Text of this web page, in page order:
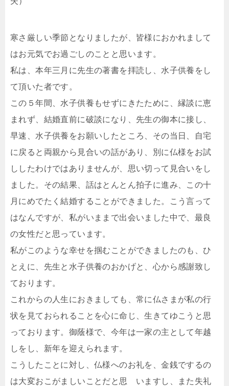
寒さ厳しい季節となりましたが、皆様におかれまして
はお元気でお過ごしのことと思います。
私は、本年三月に先生の著書を拝読し、水子供養をし
て頂いた者です。
この５年間、水子供養もせずにきたために、縁談に恵
まれず、結婚直前に破談になり、先生の御本に接し、
早速、水子供養をお願いしたところ、その当日、自宅
に戻ると両親から見合いの話があり、別に仏様をお試
ししたわけではありませんが、思い切って見合いをし
ました。その結果、話はとんとん拍子に進み、この十
月にめでたく結婚することができました。こう言って
はなんですが、私がいままで出会いました中で、最良
の女性だと思っています。
私がこのような幸せを掴むことができましたのも、ひ
とえに、先生と水子供養のおかげと、心から感謝致し
ております。
これからの人生におきましても、常に仏さまが私の行
状を見ておられることを心に命じ、生きてゆこうと思
っております。御蔭様で、今年は一家の主として年越
しをし、新年を迎えられます。
こうしたことに対し、仏様へのお礼を、金銭でするの
は大変おこがましいことだと思 いますし、また失礼